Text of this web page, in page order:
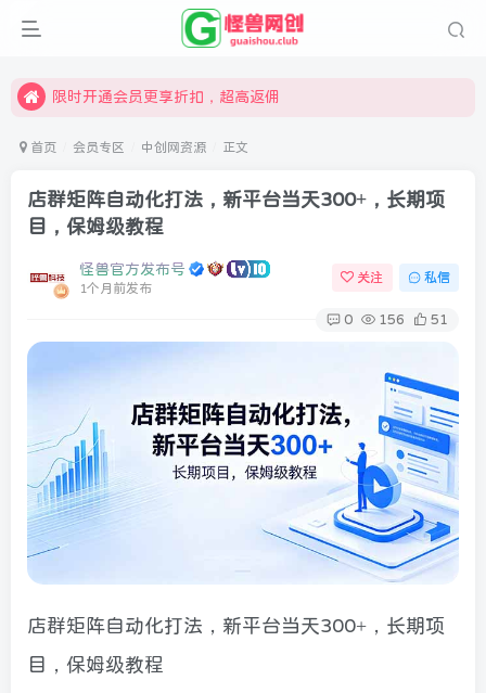
汇集各领域的创新者、创业者和副业经营者，共同探索创业和创新的未来
限时开通会员更享折扣，超高返佣
首页 会员专区 中创网资源 正文
店群矩阵自动化打法，新平台当天300+，长期项
目，保姆级教程
怪兽官方发布号
1个月前发布
关注 私信
0 156 51
店群矩阵自动化打法，新平台当天300+，长期项
目，保姆级教程